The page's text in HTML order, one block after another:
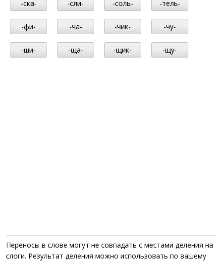
-ска- -сли- -соль- -тель-
-фи- -ча- -чик- -чу-
-ши- -ща- -щик- -щу-
Переносы в слове могут не совпадать с местами деления на
слоги. Результат деления можно использовать по вашему